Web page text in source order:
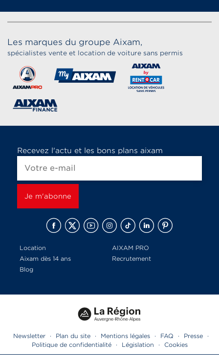
Les marques du groupe Aixam,
spécialistes vente et location de voiture sans permis
Recevez l'actu et les bons plans aixam
Location
AIXAM PRO
Aixam dès 14 ans
Recrutement
Blog
Newsletter · Plan du site · Mentions légales · FAQ · Presse
·
Politique de confidentialité
· Législation · Cookies